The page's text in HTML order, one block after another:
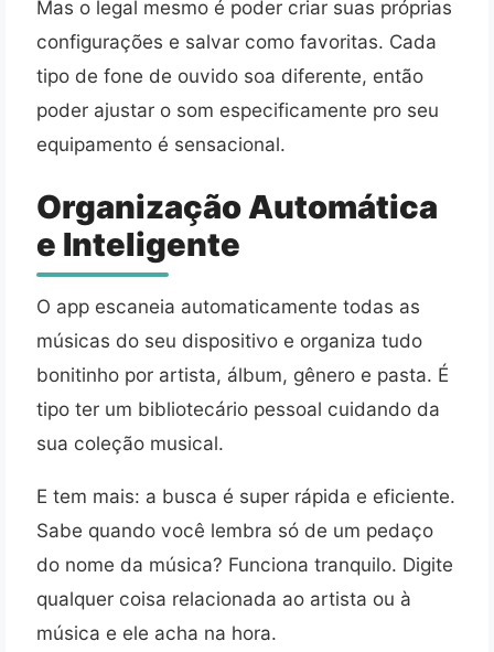
Mas o legal mesmo é poder criar suas próprias
configurações e salvar como favoritas. Cada
tipo de fone de ouvido soa diferente, então
poder ajustar o som especificamente pro seu
equipamento é sensacional.
Organização Automática
e Inteligente
O app escaneia automaticamente todas as
músicas do seu dispositivo e organiza tudo
bonitinho por artista, álbum, gênero e pasta. É
tipo ter um bibliotecário pessoal cuidando da
sua coleção musical.
E tem mais: a busca é super rápida e eficiente.
Sabe quando você lembra só de um pedaço
do nome da música? Funciona tranquilo. Digite
qualquer coisa relacionada ao artista ou à
música e ele acha na hora.